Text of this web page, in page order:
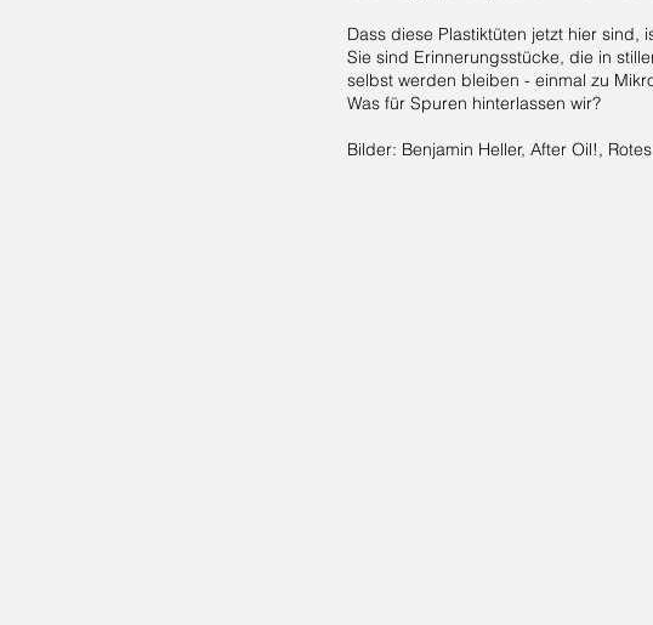
Dass diese Plastiktüten jetzt hier
Sie sind Erinnerungsstücke, die in
selbst werden bleiben - einmal zu
Was für Spuren hinterlassen wir?
Bilder: Benjamin Heller, After Oil!,